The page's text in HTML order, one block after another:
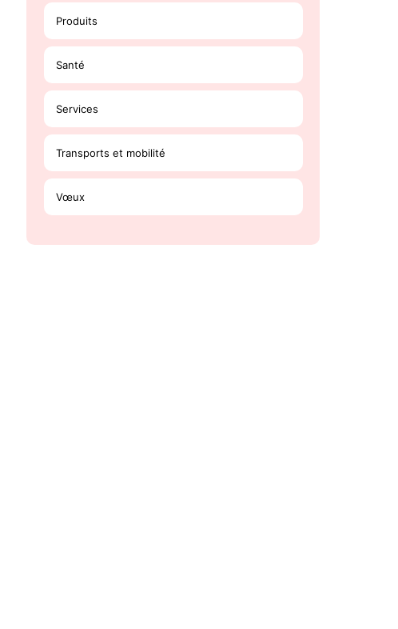
Produits
Santé
Services
Transports et mobilité
Vœux